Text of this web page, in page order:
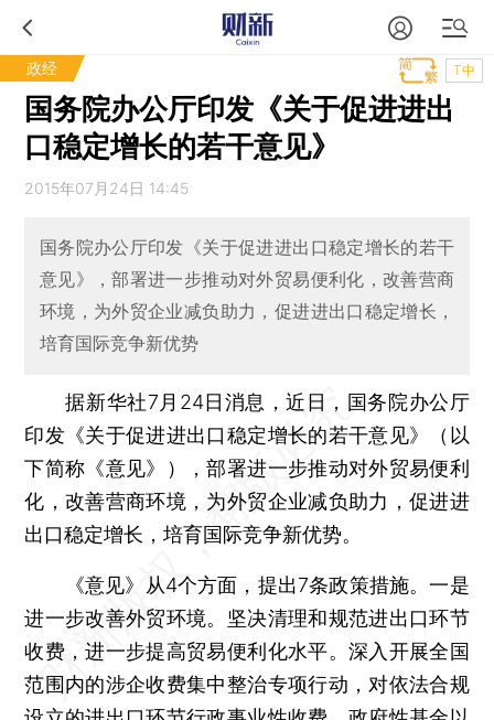
政经 T中
国务院办公厅印发《关于促进进出
口稳定增长的若干意见》
2015年07月24日 14:45
国务院办公厅印发《关于促进进出口稳定增长的若干
意见》，部署进一步推动对外贸易便利化，改善营商
环境，为外贸企业减负助力，促进进出口稳定增长，
培育国际竞争新优势
据新华社7月24日消息，近日，国务院办公厅
印发《关于促进进出口稳定增长的若干意见》（以
下简称《意见》），部署进一步推动对外贸易便利
化，改善营商环境，为外贸企业减负助力，促进进
出口稳定增长，培育国际竞争新优势。
《意见》从4个方面，提出7条政策措施。一是
进一步改善外贸环境。坚决清理和规范进出口环节
收费，进一步提高贸易便利化水平。深入开展全国
范围内的涉企收费集中整治专项行动，对依法合规